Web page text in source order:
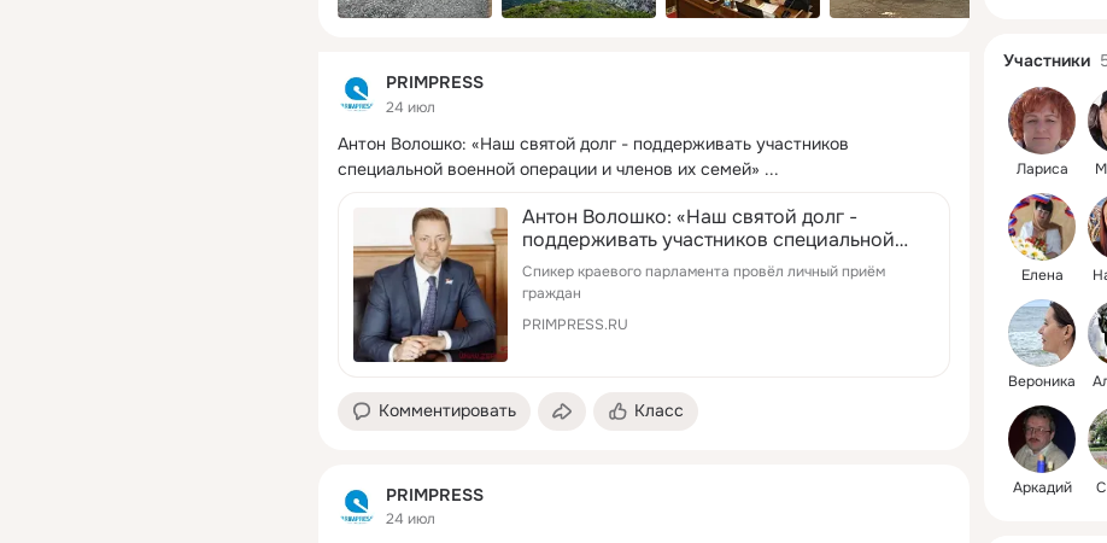
PRIMPRESS
24 июл
Антон Волошко: «Наш святой долг - поддерживать участников
специальной военной операции и членов их семей» ...
Антон Волошко: «Наш святой долг -
поддерживать участников специальной
военной операции и членов их семей»
Спикер краевого парламента провёл личный приём
граждан
PRIMPRESS.RU
Комментировать Класс
PRIMPRESS
24 июл
Участники
Лариса
Елена
Вероника
Аркадий